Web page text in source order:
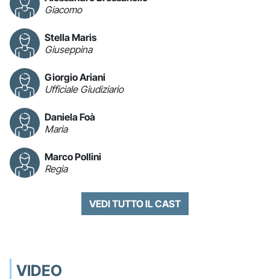
Giacomo
Stella Maris
Giuseppina
Giorgio Ariani
Ufficiale Giudiziario
Daniela Foà
Maria
Marco Pollini
Regia
VEDI TUTTO IL CAST
VIDEO